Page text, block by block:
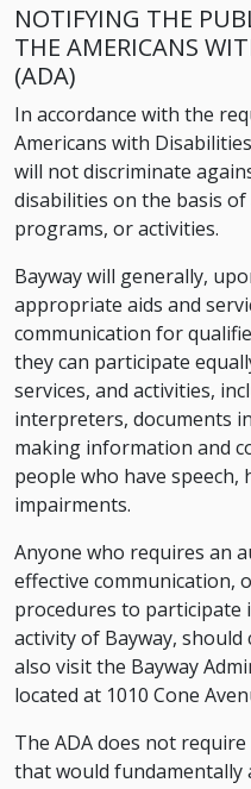
NOTIFYING THE
THE AMERICANS
(ADA)
In accordance with the
Americans with
will not discriminate
disabilities on the basis
programs, or activities.
Bayway will generally,
appropriate aids and
communication for
they can participate
services, and activities,
interpreters, documents
making information and
people who have speech,
impairments.
Anyone who requires an
effective communication,
procedures to participate
activity of Bayway, should
also visit the Bayway
located at 1010 Cone
The ADA does not
that would